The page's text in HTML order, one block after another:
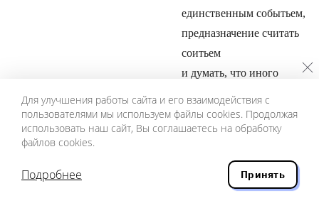
единственным событьем,
предназначение считать
соитьем
и думать, что иного
И тем не менее: закон есть закон. “Закон всемирен. Свято
ложе”.
Для улучшения работы сайта и его взаимодействия с
пользователями мы используем файлы cookies. Продолжая
использовать наш сайт, Вы соглашаетесь на обработку
файлов cookies.
Подробнее Принять